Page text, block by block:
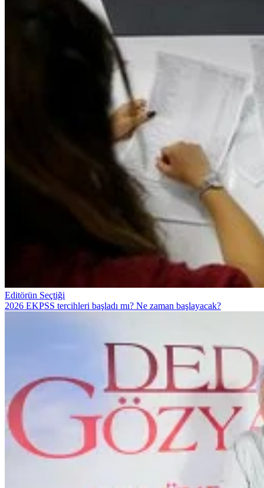
Editörün Seçtiği
2026 EKPSS tercihleri başladı mı? Ne zaman başlayacak?